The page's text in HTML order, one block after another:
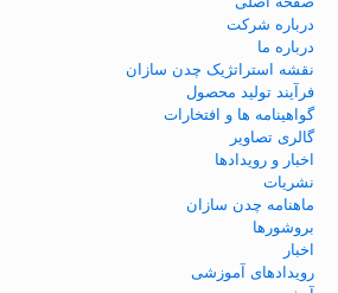
درباره شرکت
درباره ما
نقشه استراتژیک چدن سازان
فرآيند توليد محصول
گواهينامه ها و افتخارات
گالری تصاویر
اخبار و رویدادها
نشریات
ماهنامه چدن سازان
بروشورها
اخبار
رویدادهای آموزشی